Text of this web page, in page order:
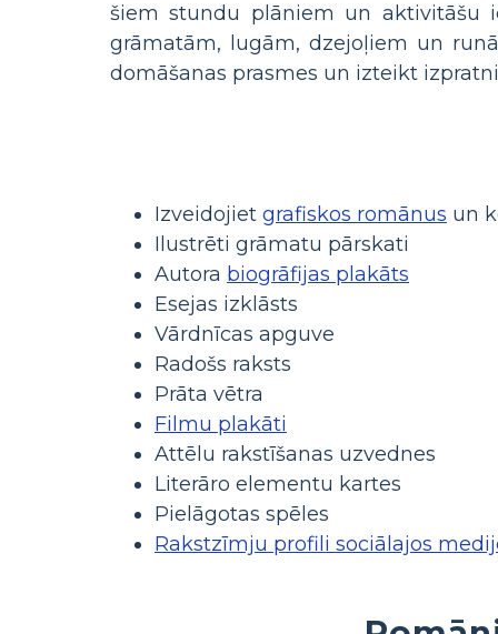
šiem stundu plāniem un aktivitāšu
grāmatām, lugām, dzejoļiem un
domāšanas prasmes un izteikt
Izveidojiet grafiskos romānus un
Ilustrēti grāmatu pārskati
Autora biogrāfijas plakāts
Esejas izklāsts
Vārdnīcas apguve
Radošs raksts
Prāta vētra
Filmu plakāti
Attēlu rakstīšanas uzvednes
Literāro elementu kartes
Pielāgotas spēles
Rakstzīmju profili sociālajos